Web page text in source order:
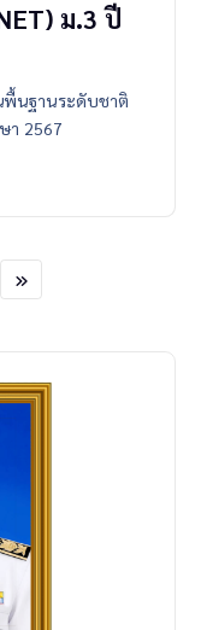
ม.3 ปี
พื้นฐานระดับชาติ
า 2567